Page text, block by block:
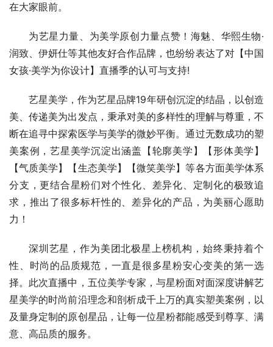
在大家眼前。
为艺星力量、为美学原创力量点赞！海魅、华熙生物·
润致、伊妍仕等其他友好合作品牌，也纷纷表达了对【中国
女孩·美学为你设计】直播季的认可与支持!
艺星美学，作为艺星品牌19年研创沉淀的结晶，以创造
美、传递美为出发点，秉承对美的多样性的理解与尊重，不
断在追寻中探索医学与美学的微妙平衡。通过无数成功的塑
美案例，艺星美学沉淀出涵盖【轮廓美学】【形体美学】
【气质美学】【生态美学】【微笑美学】等各方面美学体系
分支，更结合星粉们对个性化、差异化、定制化的极致追
求，推出了很多标杆性的、差异化的产品，为美丽心愿助
力！
深圳艺星，作为美团北极星上榜机构，始终秉持着个
性、时尚的品质规范，一直是很多星粉安心变美的第一选
择。此次直播中，五位美学专家，与星粉面对面深度讲解艺
星美学的时尚前沿理念和剖析成千上万的真实塑美案例，以
及量身定制的原创星品，让每一位星粉都能感受到尊享、满
意、高品质的服务。